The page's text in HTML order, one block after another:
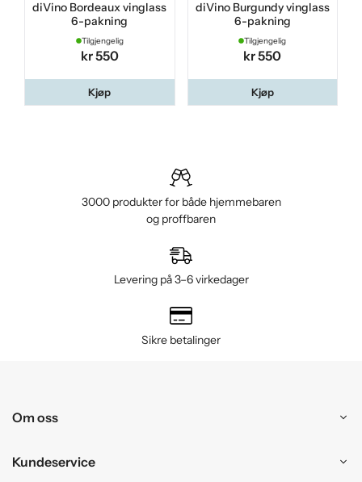
diVino Bordeaux vinglass
6-pakning
Tilgjengelig
kr 550
Kjøp
diVino Burgundy vinglass
6-pakning
Tilgjengelig
kr 550
Kjøp
3000 produkter for både hjemmebaren
og proffbaren
Levering på 3–6 virkedager
Sikre betalinger
Om oss
Kundeservice